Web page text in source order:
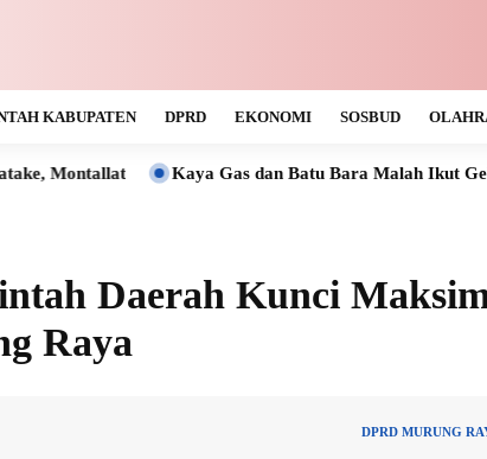
KABUPATEN DPRD EKONOMI SOSBUD
Kaya Gas dan Batu Bara Malah Ikut Gelap,
Daerah Kunci
Raya
DPRD MURUNG